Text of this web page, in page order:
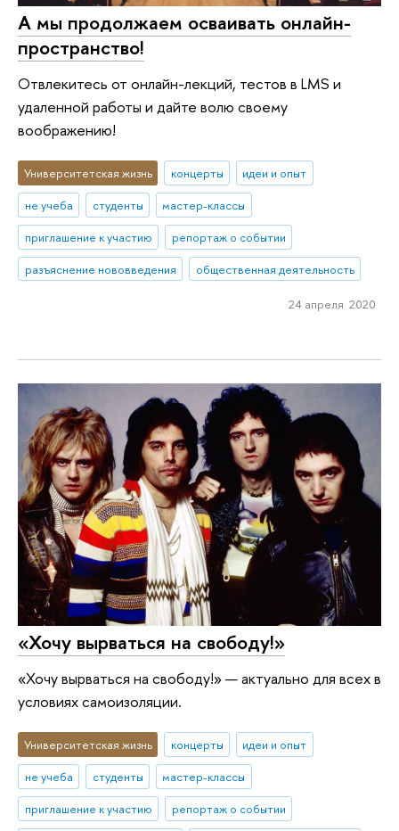
А мы продолжаем осваивать онлайн-
пространство!
Отвлекитесь от онлайн-лекций, тестов в LMS и
удаленной работы и дайте волю своему
воображению!
Университетская жизнь концерты
идеи и опыт
не учеба
студенты
мастер-классы
приглашение к участию
репортаж о событии
разъяснение нововведения
общественная деятельность
24 апреля 2020
«Хочу вырваться на свободу!»
«Хочу вырваться на свободу!» — актуально для всех в
условиях самоизоляции.
Университетская жизнь концерты
идеи и опыт
не учеба
студенты
мастер-классы
приглашение к участию
репортаж о событии